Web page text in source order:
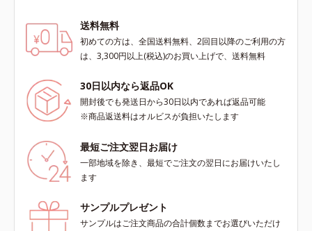
送料無料
初めての方は、全国送料無料、2回目以降のご利用の方
は、3,300円以上(税込)のお買い上げで、送料無料
30日以内なら返品OK
開封後でも発送日から30日以内であれば返品可能
※商品返送料はオルビスが負担いたします
最短ご注文翌日お届け
一部地域を除き、最短でご注文の翌日にお届けいたし
ます
サンプルプレゼント
サンプルはご注文商品の合計個数までお選びいただけ